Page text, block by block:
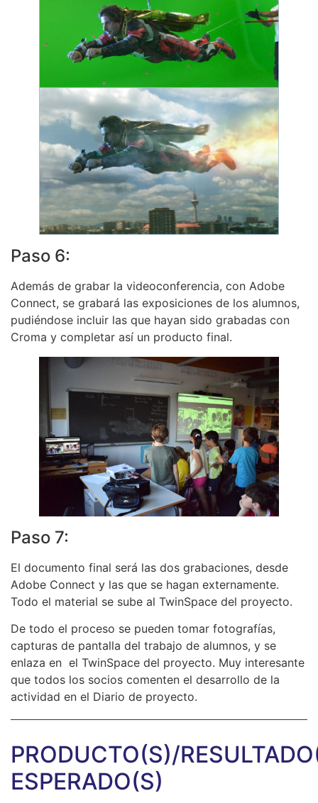
Paso 6:
Además de grabar la videoconferencia, con Adobe
Connect, se grabará las exposiciones de los alumnos,
pudiéndose incluir las que hayan sido grabadas con
Croma y completar así un producto final.
Paso 7:
El documento final será las dos grabaciones, desde
Adobe Connect y las que se hagan externamente.
Todo el material se sube al TwinSpace del proyecto.
De todo el proceso se pueden tomar fotografías,
capturas de pantalla del trabajo de alumnos, y se
enlaza en el TwinSpace del proyecto. Muy interesante
que todos los socios comenten el desarrollo de la
actividad en el Diario de proyecto.
PRODUCTO(S)/
ESPERADO(S)